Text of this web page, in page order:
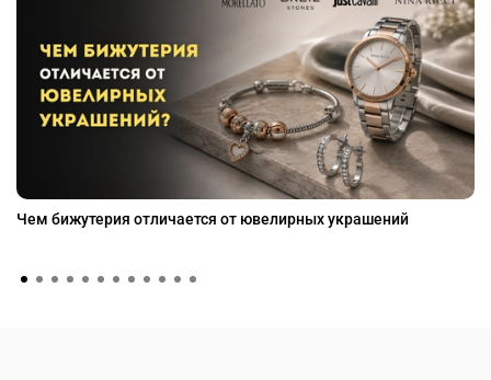
Чем бижутерия отличается от ювелирных украшений